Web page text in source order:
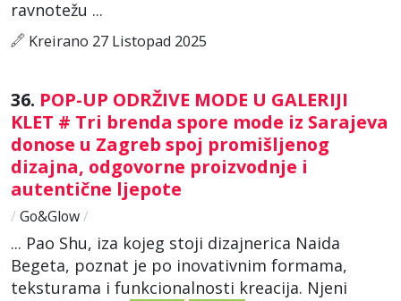
ravnotežu ...
Kreirano 27 Listopad 2025
36. POP-UP ODRŽIVE MODE U GALERIJI
KLET # Tri brenda spore mode iz Sarajeva
donose u Zagreb spoj promišljenog
dizajna, odgovorne proizvodnje i
autentične ljepote
/ Go&Glow/
... Pao Shu, iza kojeg stoji dizajnerica Naida
Begeta, poznat je po inovativnim formama,
teksturama i funkcionalnosti kreacija. Njeni